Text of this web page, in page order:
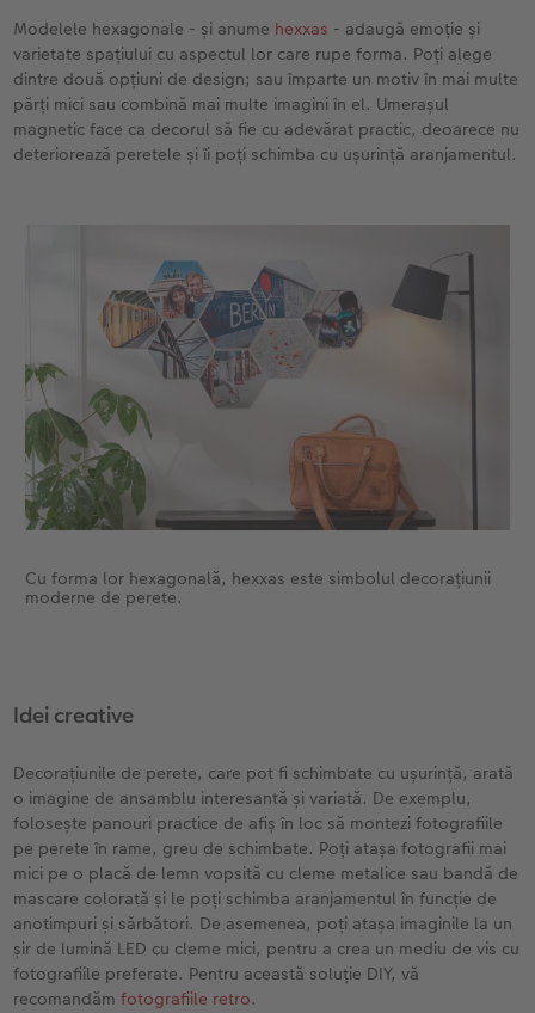
Modelele hexagonale - și anume hexxas - adaugă emoție și
varietate spațiului cu aspectul lor care rupe forma. Poți alege
dintre două opțiuni de design; sau împarte un motiv în mai multe
părți mici sau combină mai multe imagini în el. Umerașul
magnetic face ca decorul să fie cu adevărat practic, deoarece nu
deteriorează peretele și îi poți schimba cu ușurință aranjamentul.
Cu forma lor hexagonală, hexxas este simbolul decorațiunii
moderne de perete.
Idei creative
Decorațiunile de perete, care pot fi schimbate cu ușurință, arată
o imagine de ansamblu interesantă și variată. De exemplu,
folosește panouri practice de afiș în loc să montezi fotografiile
pe perete în rame, greu de schimbate. Poți atașa fotografii mai
mici pe o placă de lemn vopsită cu cleme metalice sau bandă de
mascare colorată și le poți schimba aranjamentul în funcție de
anotimpuri și sărbători. De asemenea, poți atașa imaginile la un
șir de lumină LED cu cleme mici, pentru a crea un mediu de vis cu
fotografiile preferate. Pentru această soluție DIY, vă
recomandămfotografiile retro.